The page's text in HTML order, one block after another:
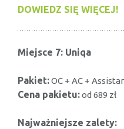
DOWIEDZ SIĘ WIĘCEJ!
Miejsce 7: Uniqa
Pakiet:OC + AC +
Cena pakietu:od 689 zł
Najważniejsze zalety: